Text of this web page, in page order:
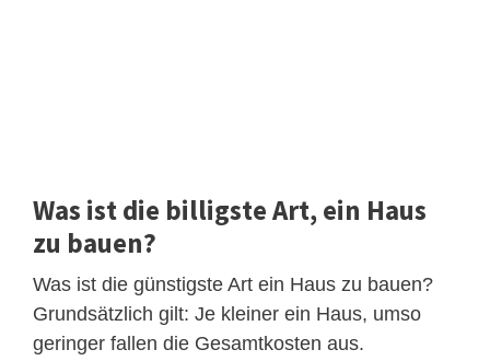
Was ist die billigste Art, ein Haus
zu bauen?
Was ist die günstigste Art ein Haus zu bauen?
Grundsätzlich gilt: Je kleiner ein Haus, umso
geringer fallen die Gesamtkosten aus.